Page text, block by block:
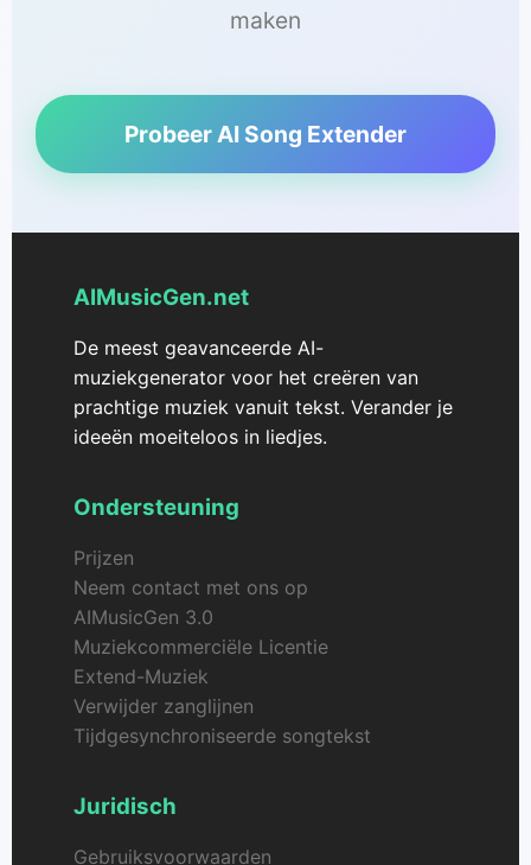
maken
Probeer AI Song Extender
AIMusicGen.net
De meest geavanceerde AI-
muziekgenerator voor het creëren van
prachtige muziek vanuit tekst. Verander je
ideeën moeiteloos in liedjes.
Ondersteuning
Prijzen
Neem contact met ons op
AIMusicGen 3.0
Muziekcommerciële Licentie
Extend-Muziek
Verwijder zanglijnen
Tijdgesynchroniseerde songtekst
Juridisch
Gebruiksvoorwaarden